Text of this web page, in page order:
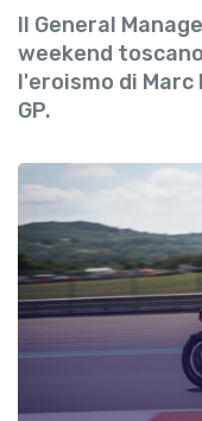
Il General
weekend
l'eroismo di Marc
GP.